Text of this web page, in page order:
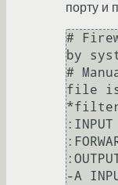
порту и
#
by
#
file is
-A